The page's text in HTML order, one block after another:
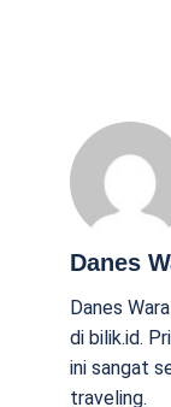
Danes
Danes
di bilik.id.
ini sangat
traveling.